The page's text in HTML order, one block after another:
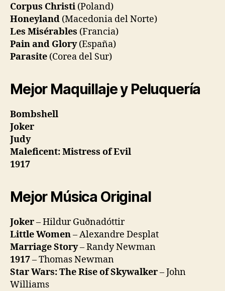
Corpus Christi (Poland)
Honeyland (Macedonia del Norte)
Les Misérables (Francia)
Pain and Glory(España)
Parasite (Corea del Sur)
Mejor Maquillaje y Peluquería
Bombshell
Joker
Judy
Maleficent: Mistress of Evil
1917
Mejor Música Original
Joker– Hildur Guðnadóttir
Little Women– Alexandre Desplat
Marriage Story– Randy Newman
1917– Thomas Newman
Star Wars: The Rise of Skywalker– John
Williams